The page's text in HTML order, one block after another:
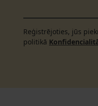
Reģistrējoties, jūs
politikā